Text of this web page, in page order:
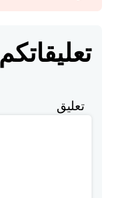
تعليقاتكم
تعليق